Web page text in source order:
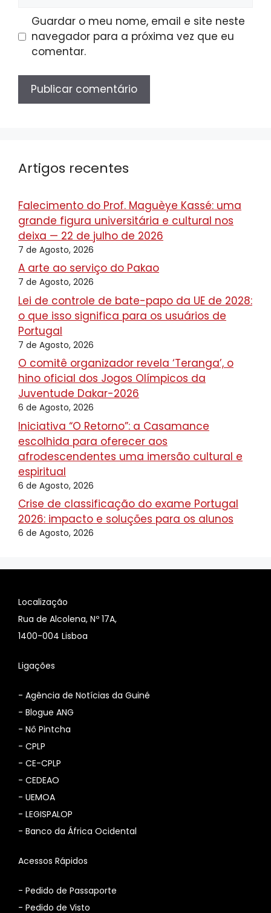
Guardar o meu nome, email e site neste
navegador para a próxima vez que eu
comentar.
Artigos recentes
Falecimento do Prof. Maguèye Kassé: uma
grande figura universitária e cultural nos
deixa — 22 de julho de 2026
7 de Agosto, 2026
A arte ao serviço do Pakao
7 de Agosto, 2026
Lei de controle de bate-papo da UE de 2028:
o que isso significa para os usuários de
Portugal
7 de Agosto, 2026
O comitê organizador revela ‘Teranga’, o
hino oficial dos Jogos Olímpicos da
Juventude Dakar-2026
6 de Agosto, 2026
Iniciativa “O Retorno”: a Casamance
escolhida para oferecer aos
afrodescendentes uma imersão cultural e
espiritual
6 de Agosto, 2026
Crise de classificação do exame Portugal
2026: impacto e soluções para os alunos
6 de Agosto, 2026
Localização
Rua de Alcolena, Nº 17A,
1400-004 Lisboa
Ligações
- Agência de Notícias da Guiné
- Blogue ANG
- Nô Pintcha
- CPLP
- CE-CPLP
- CEDEAO
- UEMOA
- LEGISPALOP
- Banco da África Ocidental
Acessos Rápidos
- Pedido de Passaporte
- Pedido de Visto